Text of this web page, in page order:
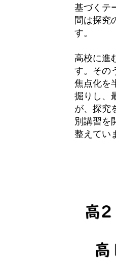
基づくテ
間は探究
す。
高校に進
す。その
焦点化を
掘りし、
が、探究
別講習を
整えてい